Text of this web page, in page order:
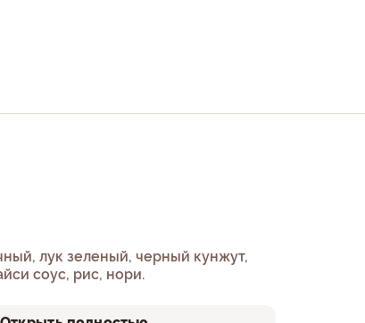
лук зеленый, черный кунжут,
соус, рис, нори.